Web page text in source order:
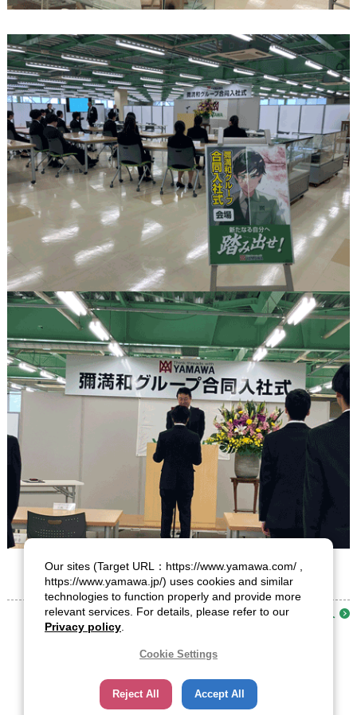
お知らせ一覧へ
Our sites (Target URL：https://www.yamawa.com/ ,
https://www.yamawa.jp/) uses cookies and similar
technologies to function properly and provide more
relevant services. For details, please refer to our
Privacy policy
Cookie Settings
Reject All Accept All